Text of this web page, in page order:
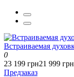
Встраиваемая
0
23 199 грн21 999 грн
Предзаказ